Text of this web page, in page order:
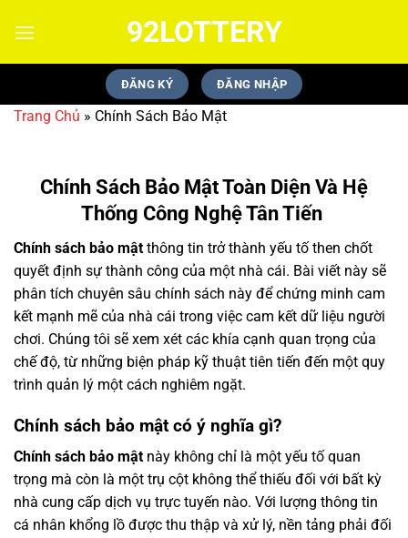
qua
92LOTTERY
ĐĂNG KÝ ĐĂNG NHẬP
Trang Chủ » Chính Sách Bảo Mật
Chính Sách Bảo Mật Toàn Diện Và Hệ
Thống Công Nghệ Tân Tiến
Chính sách bảo mật thông tin trở thành yếu tố then chốt
quyết định sự thành công của một nhà cái. Bài viết này sẽ
phân tích chuyên sâu chính sách này để chứng minh cam
kết mạnh mẽ của nhà cái trong việc cam kết dữ liệu người
chơi. Chúng tôi sẽ xem xét các khía cạnh quan trọng của
chế độ, từ những biện pháp kỹ thuật tiên tiến đến một quy
trình quản lý một cách nghiêm ngặt.
Chính sách bảo mật có ý nghĩa gì?
Chính sách bảo mật này không chỉ là một yếu tố quan
trọng mà còn là một trụ cột không thể thiếu đối với bất kỳ
nhà cung cấp dịch vụ trực tuyến nào. Với lượng thông tin
cá nhân khổng lồ được thu thập và xử lý, nền tảng phải đối